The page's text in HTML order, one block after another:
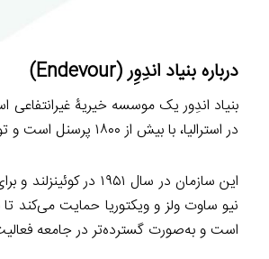
درباره بنیاد اندِوِر(
Endevour
)
بنیاد اندِور یک موسسه خیریۀ غیرانتفاعی
در استرالیا، با بیش از ۱۸۰۰ پرسنل است و توسط ۱۲۰۰ داوطلب پشتیبانی می‌شود.
نیو ساوت ولز و ویکتوریا حمایت می‌کند تا
است و به‌صورت گسترده‌تر در جامعه